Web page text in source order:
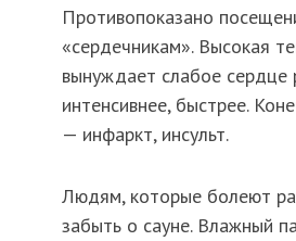
Противопоказано
«сердечникам». Высокая
вынуждает слабое сердце
интенсивнее, быстрее.
— инфаркт, инсульт.
Людям, которые болеют
забыть о сауне. Влажный